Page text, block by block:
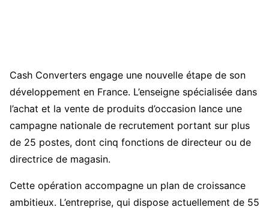
Cash Converters engage une nouvelle étape de son
développement en France. L’enseigne spécialisée dans
l’achat et la vente de produits d’occasion lance une
campagne nationale de recrutement portant sur plus
de 25 postes, dont cinq fonctions de directeur ou de
directrice de magasin.
Cette opération accompagne un plan de croissance
ambitieux. L’entreprise, qui dispose actuellement de 55